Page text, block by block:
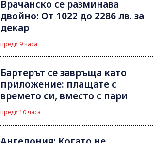
Врачанско се разминава
двойно: От 1022 до 2286 лв. за
декар
преди 9 часа
Бартерът се завръща като
приложение: плащате с
времето си, вместо с пари
преди 10 часа